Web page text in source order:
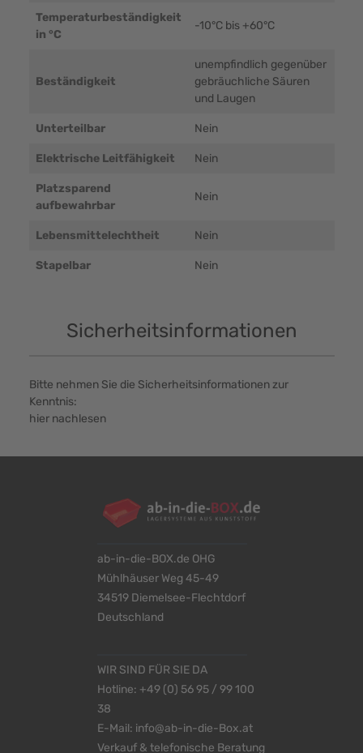
Temperaturbeständigkeit
in °C
-10°C bis +60°C
Beständigkeit
unempfindlich gegenüber
gebräuchliche Säuren
und Laugen
Unterteilbar Nein
Elektrische Leitfähigkeit Nein
Platzsparend
aufbewahrbar
Nein
Lebensmittelechtheit Nein
Stapelbar Nein
Sicherheitsinformationen
Bitte nehmen Sie die Sicherheitsinformationen zur
Kenntnis:
hier nachlesen
ab-in-die-BOX.de OHG
Mühlhäuser Weg 45-49
34519 Diemelsee-Flechtdorf
Deutschland
WIR SIND FÜR SIE DA
Hotline: +49 (0) 56 95 / 99 100
38
E-Mail: info@ab-in-die-Box.at
Verkauf & telefonische Beratung